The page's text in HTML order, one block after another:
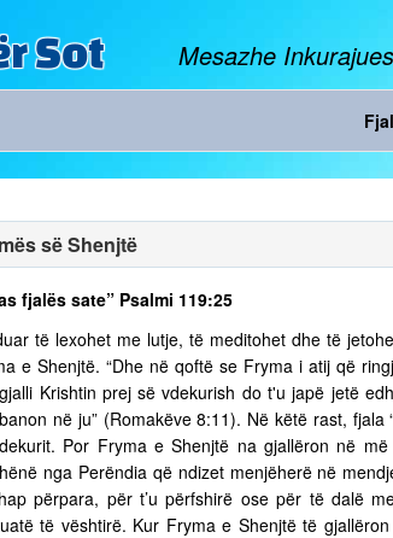
Sot Mesazhe
së Shenjtë
fjalës sate” Psalmi 119:25
të lexohet me lutje, të meditohet dhe të
e Shenjtë. “Dhe në qoftë se Fryma i atij që
Krishtin prej së vdekurish do t'u japë jetë
në ju” (Romakëve 8:11). Në këtë rast, fjala
Por Fryma e Shenjtë na gjallëron në
nga Perëndia që ndizet menjëherë në
përpara, për t’u përfshirë ose për të dalë
të vështirë. Kur Fryma e Shenjtë të